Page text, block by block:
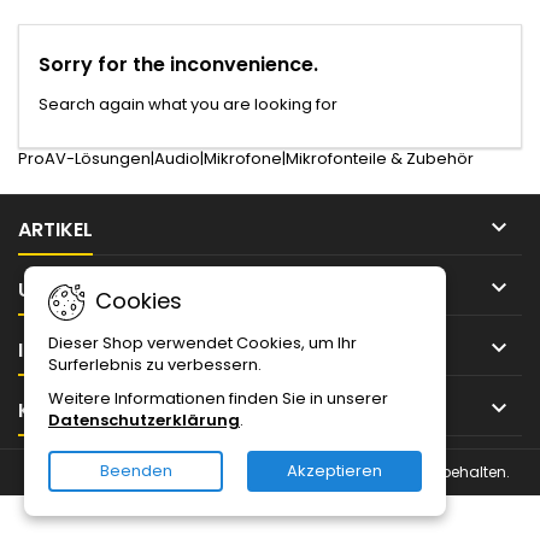
Sorry for the inconvenience.
Search again what you are looking for
ProAV-Lösungen|Audio|Mikrofone|Mikrofonteile & Zubehör
ARTIKEL 
UNTERNEHMEN 
IHR KONTO 
KONTAKT 
Cookies
Dieser Shop verwendet Cookies, um Ihr
Surferlebnis zu verbessern.
Weitere Informationen finden Sie in unserer
Datenschutzerklärung.
Beenden Akzeptieren
© Urheberrecht 2026 Magnin Solutions IT. Alle Rechte vorbehalten.